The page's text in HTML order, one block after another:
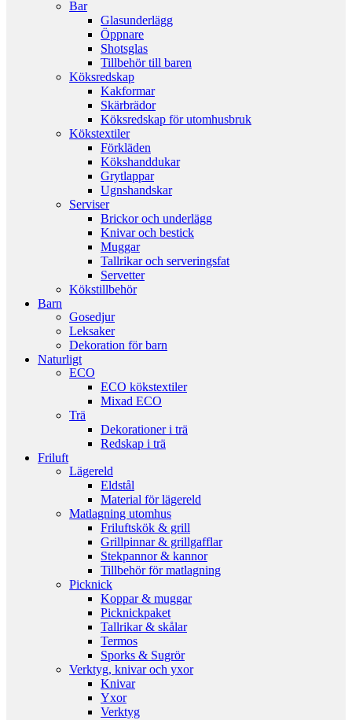
Bar
Glasunderlägg
Öppnare
Shotsglas
Tillbehör till baren
Köksredskap
Kakformar
Skärbrädor
Köksredskap för utomhusbruk
Kökstextiler
Förkläden
Kökshanddukar
Grytlappar
Ugnshandskar
Serviser
Brickor och underlägg
Knivar och bestick
Muggar
Tallrikar och serveringsfat
Servetter
Kökstillbehör
Barn
Gosedjur
Leksaker
Dekoration för barn
Naturligt
ECO
ECO kökstextiler
Mixad ECO
Trä
Dekorationer i trä
Redskap i trä
Friluft
Lägereld
Eldstål
Material för lägereld
Matlagning utomhus
Friluftskök & grill
Grillpinnar & grillgafflar
Stekpannor & kannor
Tillbehör för matlagning
Picknick
Koppar & muggar
Picknickpaket
Tallrikar & skålar
Termos
Sporks & Sugrör
Verktyg, knivar och yxor
Knivar
Yxor
Verktyg